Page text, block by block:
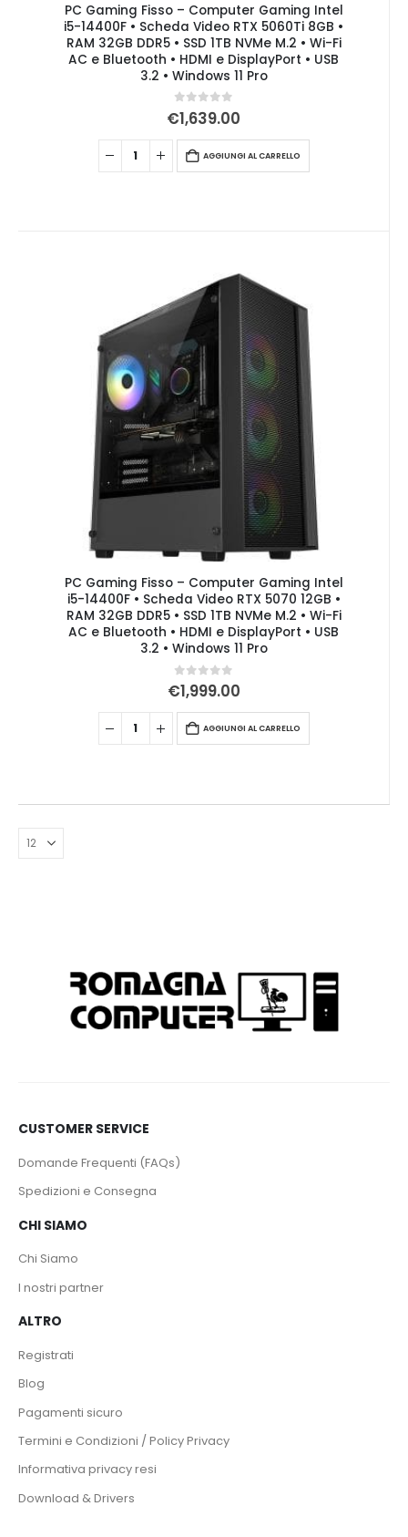
PC Gaming Fisso – Computer Gaming Intel
i5-14400F • Scheda Video RTX 5060Ti 8GB •
RAM 32GB DDR5 • SSD 1TB NVMe M.2 • Wi-Fi
AC e Bluetooth • HDMI e DisplayPort • USB
3.2 • Windows 11 Pro
0Su 5
€1,639.00
AGGIUNGI AL CARRELLO
PC Gaming Fisso – Computer Gaming Intel
i5-14400F • Scheda Video RTX 5070 12GB •
RAM 32GB DDR5 • SSD 1TB NVMe M.2 • Wi-Fi
AC e Bluetooth • HDMI e DisplayPort • USB
3.2 • Windows 11 Pro
0Su 5
€1,999.00
AGGIUNGI AL CARRELLO
CUSTOMER SERVICE
Domande Frequenti (FAQs)
Spedizioni e Consegna
CHI SIAMO
Chi Siamo
I nostri partner
ALTRO
Registrati
Blog
Pagamenti sicuro
Termini e Condizioni / Policy Privacy
Informativa privacy resi
Download & Drivers